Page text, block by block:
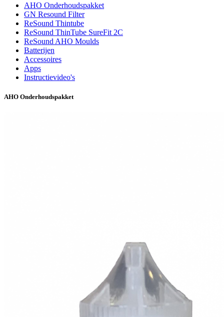
AHO Onderhoudspakket
GN Resound Filter
ReSound Thintube
ReSound ThinTube SureFit 2C
ReSound AHO Moulds
Batterijen
Accessoires
Apps
Instructievideo's
AHO Onderhoudspakket